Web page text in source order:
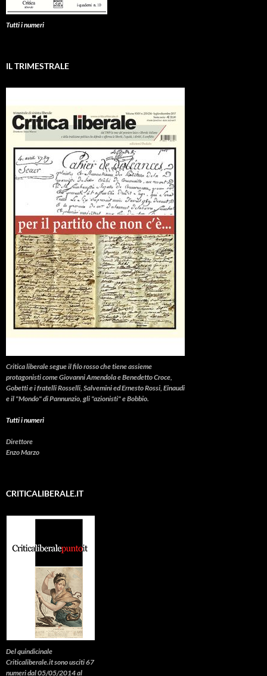
Tutti i numeri
IL TRIMESTRALE
Critica liberalesegue il filo rosso che tiene assieme
protagonisti come Giovanni Amendola e Benedetto Croce,
Gobetti e i fratelli Rosselli, Salvemini ed Ernesto Rossi, Einaudi
e il "Mondo" di Pannunzio, gli "azionisti" e Bobbio.
Tutti i numeri
Direttore
Enzo Marzo
CRITICALIBERALE.IT
Del quindicinale
Criticaliberale.it sono usciti 67
numeri dal 05/05/2014 al